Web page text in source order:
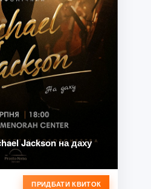
Jackson на даху
ПРИДБАТИ КВИТОК